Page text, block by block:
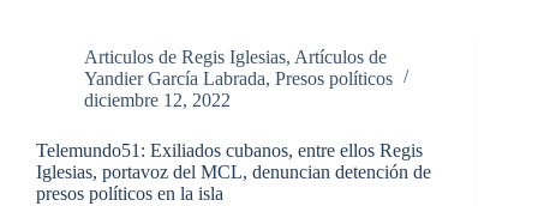
Yandier
García
Labrada,
del
Movimiento
Cristiano
Articulos de Regis Iglesias, Artículos de
Yandier García Labrada, Presos políticos
diciembre 12, 2022
Telemundo51: Exiliados cubanos, entre ellos Regis
Iglesias, portavoz del MCL, denuncian detención de
presos políticos en la isla